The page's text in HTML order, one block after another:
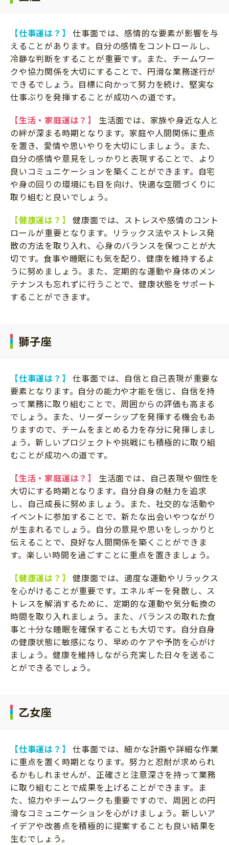
【仕事運は？】仕事面では、感情的な要素が影響を与
えることがあります。自分の感情をコントロールし、
冷静な判断をすることが重要です。また、チームワー
クや協力関係を大切にすることで、円滑な業務遂行が
できるでしょう。目標に向かって努力を続け、堅実な
仕事ぶりを発揮することが成功への道です。
【生活・家庭運は？】 生活面では、家族や身近な人と
の絆が深まる時期となります。家庭や人間関係に重点
を置き、愛情や思いやりを大切にしましょう。また、
自分の感情や意見をしっかりと表現することで、より
良いコミュニケーションを築くことができます。自宅
や身の回りの環境にも目を向け、快適な空間づくりに
取り組むと良いでしょう。
【健康運は？】
健康面では、ストレスや感情のコント
ロールが重要となります。リラックス法やストレス発
散の方法を取り入れ、心身のバランスを保つことが大
切です。食事や睡眠にも気を配り、健康を維持するよ
うに努めましょう。また、定期的な運動や身体のメン
テナンスも忘れずに行うことで、健康状態をサポート
することができます。
獅子座
【仕事運は？】仕事面では、自信と自己表現が重要な
要素となります。自分の能力や才能を信じ、自信を持
って業務に取り組むことで、周囲からの評価も高まる
でしょう。また、リーダーシップを発揮する機会もあ
りますので、チームをまとめる力を存分に発揮しまし
ょう。新しいプロジェクトや挑戦にも積極的に取り組
むことが成功への道です。
【生活・家庭運は？】 生活面では、自己表現や個性を
大切にする時期となります。自分自身の魅力を追求
し、自己成長に努めましょう。また、社交的な活動や
イベントに参加することで、新たな出会いやつながり
が生まれるでしょう。自分の意見や思いをしっかりと
伝えることで、良好な人間関係を築くことができま
す。楽しい時間を過ごすことに重点を置きましょう。
【健康運は？】
健康面では、適度な運動やリラックス
を心がけることが重要です。エネルギーを発散し、ス
トレスを解消するために、定期的な運動や気分転換の
時間を取り入れましょう。また、バランスの取れた食
事と十分な睡眠を確保することも大切です。自分自身
の健康状態に敏感になり、早めのケアや予防を心がけ
ましょう。健康を維持しながら充実した日々を送るこ
とができるでしょう。
乙女座
【仕事運は？】仕事面では、細かな計画や詳細な作業
に重点を置く時期となります。努力と忍耐が求められ
るかもしれませんが、正確さと注意深さを持って業務
に取り組むことで成果を上げることができます。ま
た、協力やチームワークも重要ですので、周囲との円
滑なコミュニケーションを心がけましょう。新しいア
イデアや改善点を積極的に提案することも良い結果を
生むでしょう。